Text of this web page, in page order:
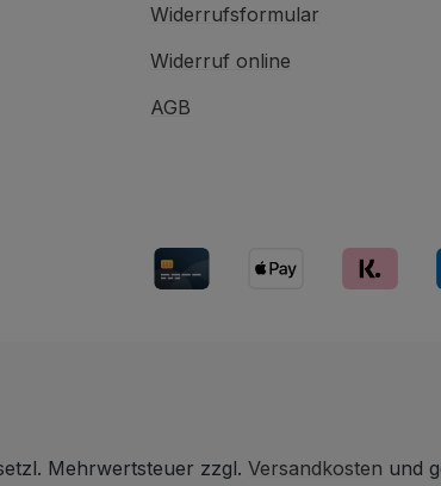
Widerrufsformular
Widerruf online
AGB
Mehrwertsteuer zzgl. Versandkosten und